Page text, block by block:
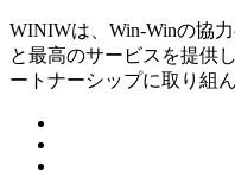
WINIWは、Win-Winの協
と最高のサービスを提供
ートナーシップに取り組